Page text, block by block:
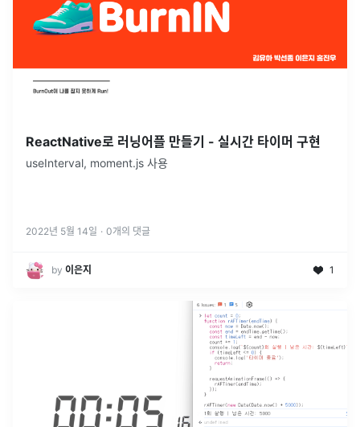
ReactNative로 러닝어플 만들기 - 실시간 타이머 구현
useInterval, moment.js 사용
2022년 5월 14일 · 0개의 댓글
by 이은지 1